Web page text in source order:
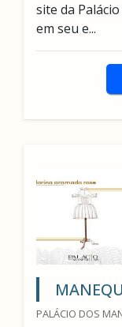
site da
em seu e...
PALÁCIO DOS